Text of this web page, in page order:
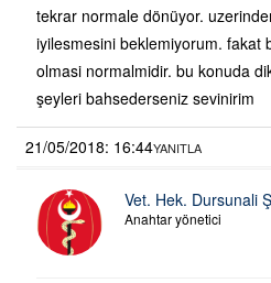
tekrar normale dönüyor.
iyilesmesini beklemiyorum. fakat
olmasi normalmidir. bu konuda
şeyleri bahsederseniz sevinirim
21/05/2018: 16:44YANITLA
Vet. Hek. Dursunali
Anahtar yönetici